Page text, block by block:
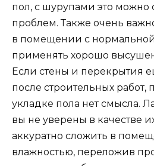
пол, с шурупами это можно
проблем. Также очень
в помещении с
применять хорошо
Если стены и перекрытия
после строительных работ,
укладке пола нет смысла.
вы не уверены в качестве
аккуратно сложить в
влажностью, переложив